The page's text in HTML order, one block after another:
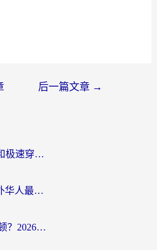
后一篇文章 →
海外党必看：ChickCN和极速穿梭VPN好用吗？3招教你选对回国加速器无缝刷国内资源
斧牛和light哪个好？海外华人最关心的回国加速器选择难题，一篇讲透
在国外怎么用虎牙不卡顿？2026海外华人亲测有效的回国加速器选择指南